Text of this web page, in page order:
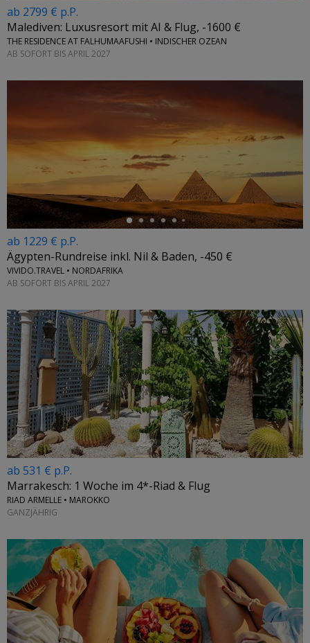
ab 2799 € p.P.
Malediven: Luxusresort mit AI & Flug, -1600 €
THE RESIDENCE AT FALHUMAAFUSHI • INDISCHER OZEAN
AB SOFORT BIS APRIL 2027
ab 1229 € p.P.
Ägypten-Rundreise inkl. Nil & Baden, -450 €
VIVIDO.TRAVEL • NORDAFRIKA
AB SOFORT BIS APRIL 2027
ab 531 € p.P.
Marrakesch: 1 Woche im 4*-Riad & Flug
RIAD ARMELLE • MAROKKO
GANZJÄHRIG